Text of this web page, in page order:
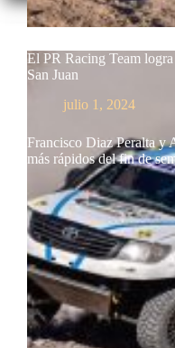
El PR Racing Team
San Juan
julio 1, 2024
Francisco Diaz Peralta y
más rápidos del fin de